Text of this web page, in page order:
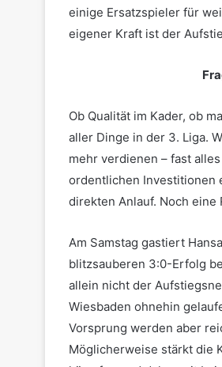
einige Ersatzspieler für
eigener Kraft ist der
Ob Qualität im Kader, ob
aller Dinge in der 3. Liga.
mehr verdienen – fast
ordentlichen Investitionen
direkten Anlauf. Noch
Am Samstag gastiert
blitzsauberen 3:0-Erfolg
allein nicht der
Wiesbaden ohnehin
Vorsprung werden aber
Möglicherweise stärkt die